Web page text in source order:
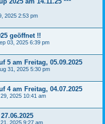
2025 2:53 pm
geöffnet !!
03, 2025 6:39 pm
5 am Freitag, 05.09.2025
31, 2025 5:30 pm
4 am Freitag, 04.07.2025
2025 10:41 am
2025 9:27 am